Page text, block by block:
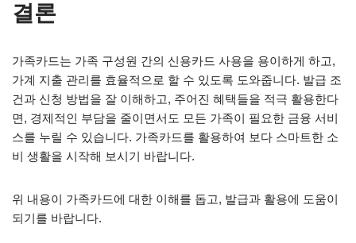
결론
가족카드는 가족 구성원 간의 신용카드 사용을 용이하게 하고,
가계 지출 관리를 효율적으로 할 수 있도록 도와줍니다. 발급 조
건과 신청 방법을 잘 이해하고, 주어진 혜택들을 적극 활용한다
면, 경제적인 부담을 줄이면서도 모든 가족이 필요한 금융 서비
스를 누릴 수 있습니다. 가족카드를 활용하여 보다 스마트한 소
비 생활을 시작해 보시기 바랍니다.
위 내용이 가족카드에 대한 이해를 돕고, 발급과 활용에 도움이
되기를 바랍니다.